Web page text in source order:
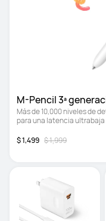
M-Pencil 3ª
Más de 10,000 niveles de
para una latencia ultrabaja
$ 1,499 $ 1,999